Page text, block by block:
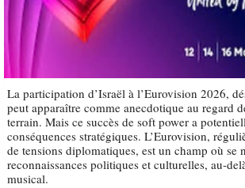
La participation d’Israël à l’Eurovision 2026,
peut apparaître comme anecdotique au regard
terrain. Mais ce succès de soft power a
conséquences stratégiques. L’Eurovision,
de tensions diplomatiques, est un champ où se
reconnaissances politiques et culturelles, au-
musical.